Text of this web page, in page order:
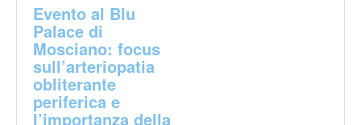
Evento al Blu
Palace di
Mosciano: focus
sull’arteriopatia
obliterante
periferica e
l’importanza della